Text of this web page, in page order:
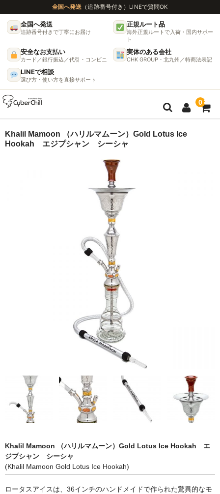
全国へ発送 （追跡番号付き） LINEで質問OK
全国へ発送
追跡番号付きで丁寧にお届け
正規ルート品
海外正規ルートで入荷・国内サポー
ト
安全なお支払い
カード／銀行振込／代引・コンビニ
実体のある会社
CHK GROUP・北九州／特商法表記
LINEで相談
選び方・使い方を直接サポート
0
ガイド
グラインダー完全ガイド
シーシャ炭の選び方
マウスピースの選び方
BFG Dani（バッテリー不要ヴェポ）
BFGセット（一式）
BFGステム（本体のみ）
業務用補充オーダー
入荷予定 / 最新情報
予約
シーシャ
Hookahs
Khalil Mamoon （ハリルマムーン）Gold Lotus Ice
Hookah エジプシャン シーシャ
Khalil Mamoon （ハリルマムーン）Gold Lotus Ice Hookah エ
ジプシャン シーシャ
(Khalil Mamoon Gold Lotus Ice Hookah)
ロータスアイスは、36インチのハンドメイドで作られた驚異的なモ